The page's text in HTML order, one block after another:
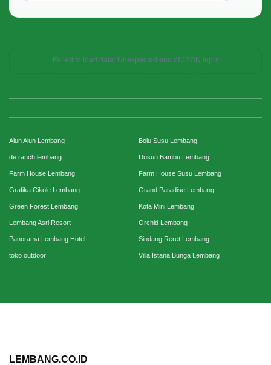
Failed to load data: Unexpected end of JSON input
Alun Alun Lembang Bolu Susu Lembang
de ranch lembang Dusun Bambu Lembang
Farm House Lembang Farm House Susu Lembang
Grafika Cikole Lembang Grand Paradise Lembang
Green Forest Lembang Kota Mini Lembang
Lembang Asri Resort Orchid Lembang
Panorama Lembang Hotel Sindang Reret Lembang
toko outdoor Villa Istana Bunga Lembang
LEMBANG.CO.ID